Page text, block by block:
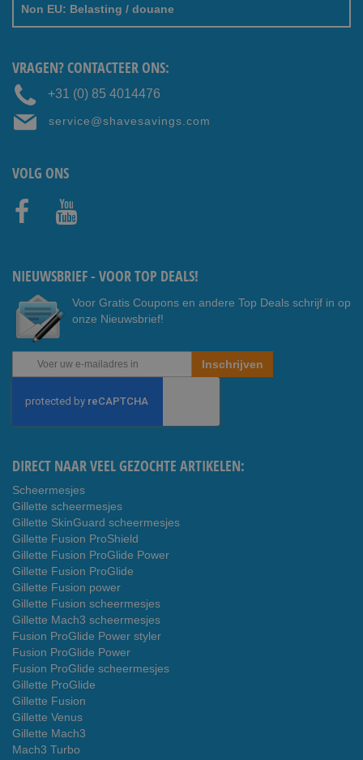
Non EU: Belasting / douane
VRAGEN? CONTACTEER ONS:
+31 (0) 85 4014476
service@shavesavings.com
VOLG ONS
NIEUWSBRIEF - VOOR TOP DEALS!
Voor Gratis Coupons en andere Top Deals schrijf in op
onze Nieuwsbrief!
Abonneer
u
onze
nieuwsbrief
Inschrijven
DIRECT NAAR VEEL GEZOCHTE ARTIKELEN:
Scheermesjes
Gillette scheermesjes
Gillette SkinGuard scheermesjes
Gillette Fusion ProShield
Gillette Fusion ProGlide Power
Gillette Fusion ProGlide
Gillette Fusion power
Gillette Fusion scheermesjes
Gillette Mach3 scheermesjes
Fusion ProGlide Power styler
Fusion ProGlide Power
Fusion ProGlide scheermesjes
Gillette ProGlide
Gillette Fusion
Gillette Venus
Gillette Mach3
Mach3 Turbo